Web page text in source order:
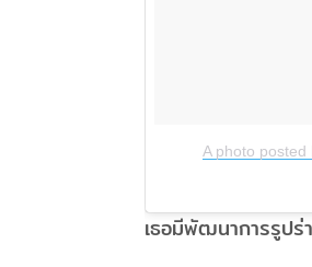
A photo posted
เธอมีพัฒนาการรูปร่